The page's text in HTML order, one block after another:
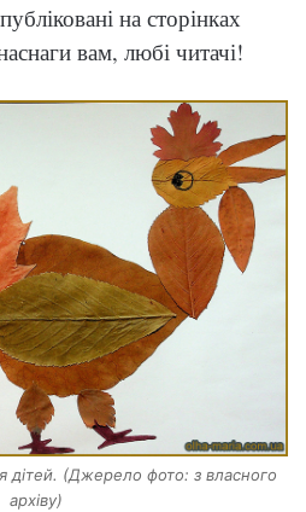
на сторінках
вам, любі читачі!
дітей. (Джерело фото: з власного
архіву)